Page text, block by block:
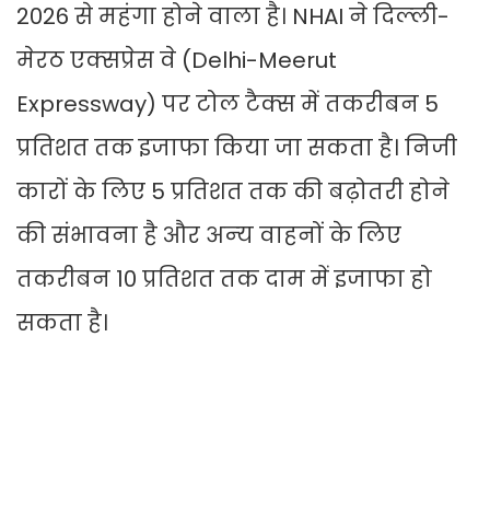
2026 से महंगा होने वाला है। NHAI ने दिल्‍ली-
मेरठ एक्‍सप्रेस वे (Delhi-Meerut
Expressway) पर टोल टैक्‍स में तकरीबन 5
प्रतिशत तक इजाफा किया जा सकता है। निजी
कारों के लिए 5 प्रतिशत तक की बढ़ोतरी होने
की संभावना है और अन्‍य वाहनों के लिए
तकरीबन 10 प्रतिशत तक दाम में इजाफा हो
सकता है।